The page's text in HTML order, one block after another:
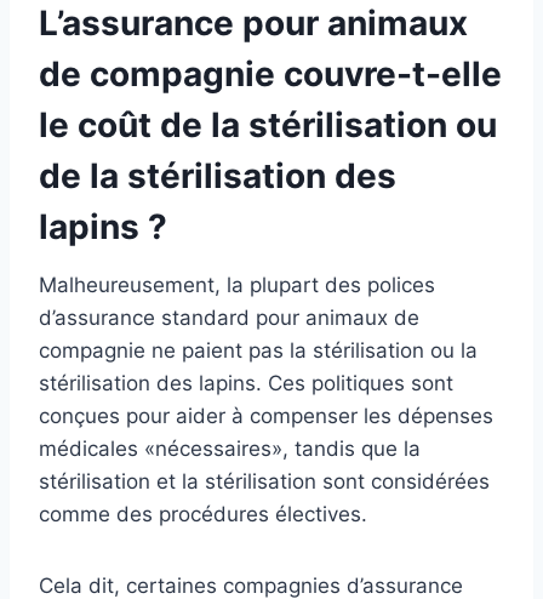
L’assurance pour animaux
de compagnie couvre-t-elle
le coût de la stérilisation ou
de la stérilisation des
lapins ?
Malheureusement, la plupart des polices
d’assurance standard pour animaux de
compagnie ne paient pas la stérilisation ou la
stérilisation des lapins. Ces politiques sont
conçues pour aider à compenser les dépenses
médicales «nécessaires», tandis que la
stérilisation et la stérilisation sont considérées
comme des procédures électives.
Cela dit, certaines compagnies d’assurance